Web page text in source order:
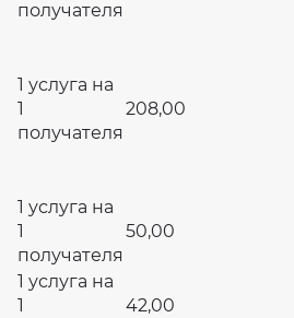
получателя
1 услуга на
1
получателя
208,00
1 услуга на
1
получателя
50,00
1 услуга на
1
42,00